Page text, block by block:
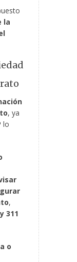
la
, ya
lo
,
311
o